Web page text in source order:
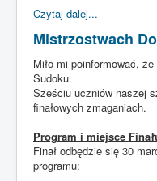
Czytaj dalej...
Mistrzostwach
Miło mi poinformować,
Sudoku.
Sześciu uczniów naszej
finałowych zmaganiach.
Program i miejsce
Finał odbędzie się 30
programu: